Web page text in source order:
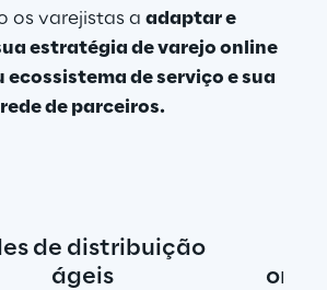
os varejistas a adaptar e
estratégia de varejo online
ecossistema de serviço e sua
rede de parceiros.
de distribuição
ágeis